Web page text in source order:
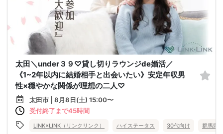
太田＼under３９♡貸し切りラウンジde婚活／
《1~2年以内に結婚相手と出会いたい》安定年収男
性×穏やかな関係が理想の二人♡
太田市 | 8月8日(土) 15:00〜
受付終了まで45時間
LINK×LINK（リンクリンク） ハイステータス 30代向け 群馬県